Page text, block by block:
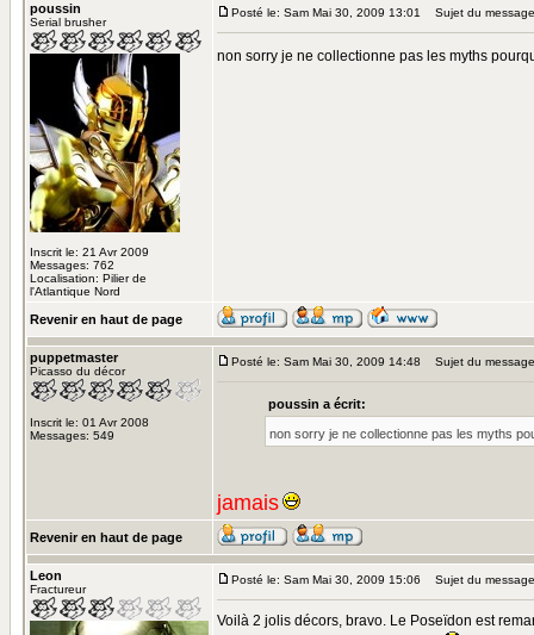
poussin
Serial brusher
Inscrit le: 21 Avr 2009
Messages: 762
Localisation: Pilier de
l'Atlantique Nord
Posté le: Sam Mai 30, 2009 13:01 Sujet du
non sorry je ne collectionne pas les myths
Revenir en haut de page
puppetmaster
Picasso du décor
Inscrit le: 01 Avr 2008
Messages: 549
Posté le: Sam Mai 30, 2009 14:48 Sujet du
poussin a écrit:
non sorry je ne collectionne pas les myths
jamais
Revenir en haut de page
Leon
Fractureur
Posté le: Sam Mai 30, 2009 15:06 Sujet du
Voilà 2 jolis décors, bravo. Le Poseïdon est